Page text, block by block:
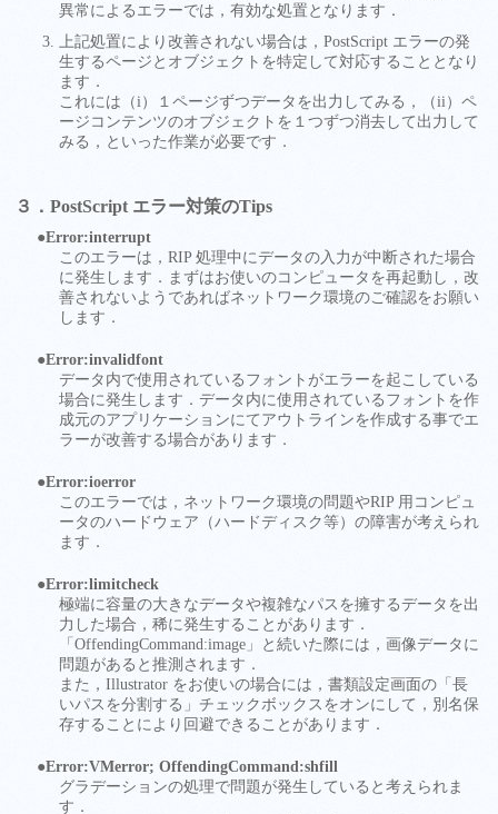
異常によるエラーでは，有効な処置となります．
上記処置により改善されない場合は，PostScript エラーの発
生するページとオブジェクトを特定して対応することとなり
ます．
これには（i）１ページずつデータを出力してみる，（ii）ペ
ージコンテンツのオブジェクトを１つずつ消去して出力して
みる，といった作業が必要です．
３．PostScript エラー対策のTips
●Error:interrupt
このエラーは，RIP 処理中にデータの入力が中断された場合
に発生します．まずはお使いのコンピュータを再起動し，改
善されないようであればネットワーク環境のご確認をお願い
します．
●Error:invalidfont
データ内で使用されているフォントがエラーを起こしている
場合に発生します．データ内に使用されているフォントを作
成元のアプリケーションにてアウトラインを作成する事でエ
ラーが改善する場合があります．
●Error:ioerror
このエラーでは，ネットワーク環境の問題やRIP 用コンピュ
ータのハードウェア（ハードディスク等）の障害が考えられ
ます．
●Error:limitcheck
極端に容量の大きなデータや複雑なパスを擁するデータを出
力した場合，稀に発生することがあります．
「OffendingCommand:image」と続いた際には，画像データに
問題があると推測されます．
また，Illustrator をお使いの場合には，書類設定画面の「長
いパスを分割する」チェックボックスをオンにして，別名保
存することにより回避できることがあります．
●Error:VMerror; OffendingCommand:shfill
グラデーションの処理で問題が発生していると考えられま
す．